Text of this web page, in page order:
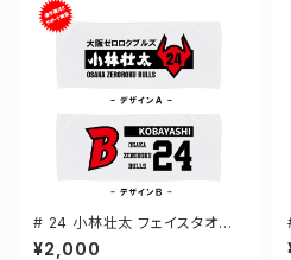
# 24 小林壮太 フェイスタオル
選手還元 2デザイン FT0144
¥2,000